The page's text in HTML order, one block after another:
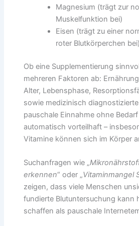
Magnesium (trägt zur
Muskelfunktion bei)
Eisen (trägt zu einer
roter Blutkörperchen bei)
Ob eine Supplementierung
mehreren Faktoren ab:
Alter, Lebensphase,
sowie medizinisch
pauschale Einnahme ohne
automatisch vorteilhaft –
Vitamine können sich im Körper
Suchanfragen wie „
erkennen“ oder „Vitaminmangel
zeigen, dass viele Menschen
fundierte Blutuntersuchung kann
schaffen als pauschale